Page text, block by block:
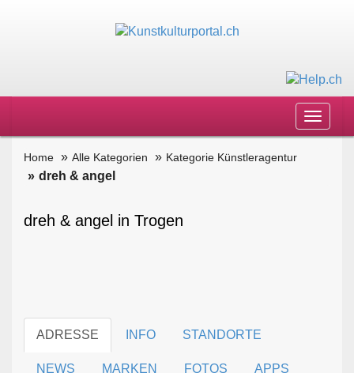
Toggle
Home Alle Kategorien Kategorie Künstleragentur
dreh & angel
dreh & angel in Trogen
ADRESSE INFO STANDORTE
NEWS MARKEN FOTOS APPS